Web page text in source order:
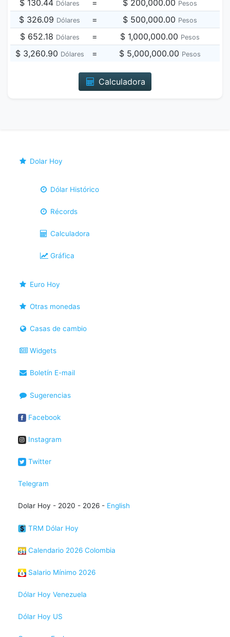
$ 130.44 Dólares = $ 200,000.00 Pesos
$ 326.09 Dólares = $ 500,000.00 Pesos
$ 652.18 Dólares = $ 1,000,000.00 Pesos
$ 3,260.90 Dólares = $ 5,000,000.00 Pesos
Calculadora
Dolar Hoy
Dólar Histórico
Récords
Calculadora
Gráfica
Euro Hoy
Otras monedas
Casas de cambio
Widgets
Boletín E-mail
Sugerencias
Facebook
Instagram
Twitter
Telegram
Dolar Hoy - 2020 - 2026 - English
TRM Dólar Hoy
Calendario 2026 Colombia
Salario Mínimo 2026
Dólar Hoy Venezuela
Dólar Hoy US